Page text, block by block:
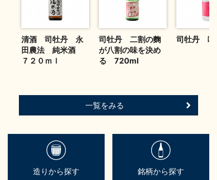
清酒 司牡丹 永
田農法 純米酒
７２０ｍｌ
司牡丹 二割の麴
が八割の味を決め
る 720ml
司牡丹 吟
一覧をみる
造りから探す 銘柄から探す